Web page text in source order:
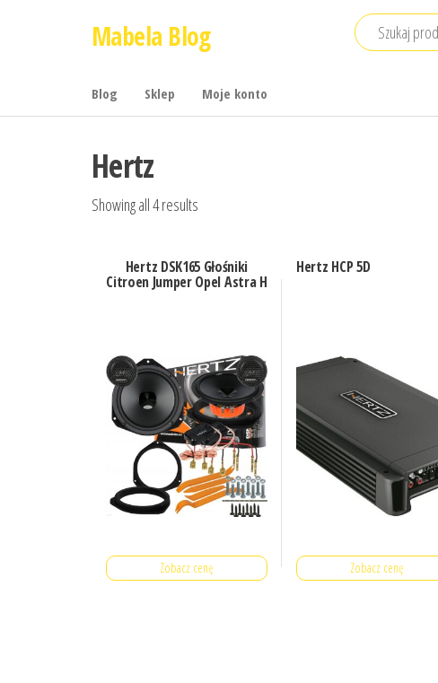
Mabela Blog
Blog Sklep Moje konto
Hertz
Showing all 4 results
Hertz DSK165 Głośniki
Citroen Jumper Opel Astra H
Zobacz cenę
Hertz HCP 5D
Zobacz cenę